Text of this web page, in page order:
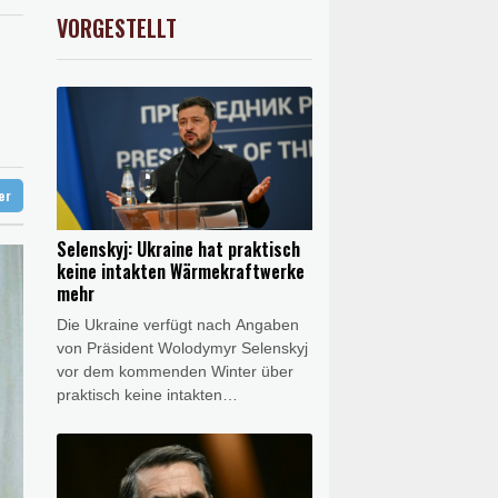
früh wie nie
Druck
Recyclinganlage in Rotterdam
2.28%
0.32%
VORGESTELLT
Selenskyj: Ukraine hat praktisch
keine intakten Wärmekraftwerke
mehr
Die Ukraine verfügt nach Angaben
von Präsident Wolodymyr Selenskyj
vor dem kommenden Winter über
praktisch keine intakten
seien die nahezu täglichen
russischen Angriffe, sagte Selenskyj
am Samstag bei seinem ersten